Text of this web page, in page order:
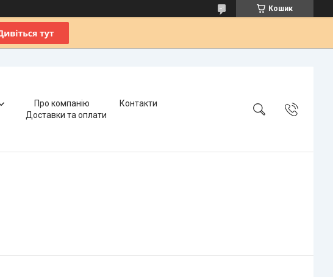
Кошик
Про компанію
Контакти
Доставки та оплати